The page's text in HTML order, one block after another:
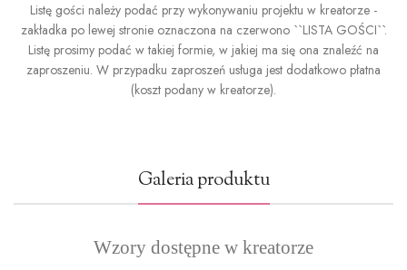
Listę gości należy podać przy wykonywaniu projektu w kreatorze -
zakładka po lewej stronie oznaczona na czerwono ``LISTA GOŚCI``.
Listę prosimy podać w takiej formie, w jakiej ma się ona znaleźć na
zaproszeniu. W przypadku zaproszeń usługa jest dodatkowo płatna
(koszt podany w kreatorze).
Galeria produktu
Wzory dostępne w kreatorze